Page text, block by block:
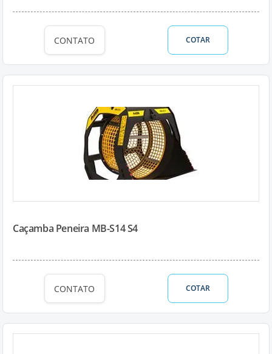
CONTATO COTAR
Caçamba Peneira MB-S14 S4
CONTATO COTAR